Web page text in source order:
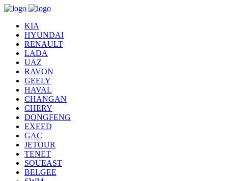
KIA
HYUNDAI
RENAULT
LADA
UAZ
RAVON
GEELY
HAVAL
CHANGAN
CHERY
DONGFENG
EXEED
GAC
JETOUR
TENET
SOUEAST
BELGEE